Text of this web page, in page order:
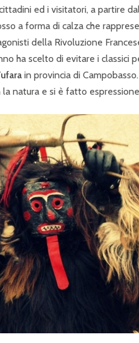
ed i visitatori, a partire
a forma di calza che
della Rivoluzione
ha scelto di evitare i classici
in provincia di
natura e si è fatto